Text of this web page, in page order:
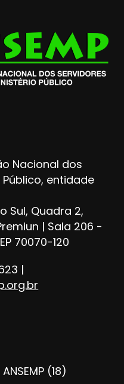
Nacional dos
entidade
Sul, Quadra 2,
| Sala 206 -
70070-120
|
(18)